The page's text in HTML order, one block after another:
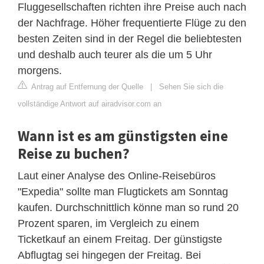
Fluggesellschaften richten ihre Preise auch nach
der Nachfrage. Höher frequentierte Flüge zu den
besten Zeiten sind in der Regel die beliebtesten
und deshalb auch teurer als die um 5 Uhr
morgens.
Antrag auf Entfernung der Quelle | Sehen Sie sich die
vollständige Antwort auf airadvisor.com an
Wann ist es am günstigsten eine
Reise zu buchen?
Laut einer Analyse des Online-Reisebüros
"Expedia" sollte man Flugtickets am Sonntag
kaufen. Durchschnittlich könne man so rund 20
Prozent sparen, im Vergleich zu einem
Ticketkauf an einem Freitag. Der günstigste
Abflugtag sei hingegen der Freitag. Bei